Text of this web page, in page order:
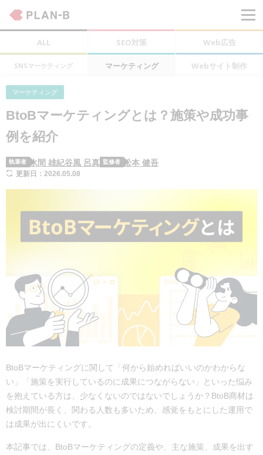
ALL SEO対策 Web広告
SNSマーケティング マーケティング Webサイト制作
マーケティング
BtoBマーケティングとは？施策や成功事
例を紹介
執筆者 水間 雄紀谷風 呂真 監修者 松本 健吾
更新日：2026.05.08
BtoBマーケティングに関して「何から始めればいいのかわからな
い」「施策を実行しているのに成果につながらない」といった悩み
を抱えている方は、少なくないのではないでしょうか？BtoB商材は
検討期間が長く、関わる人数も多いため、感覚をもとにした運用で
は成果が出にくいです。
本記事では、BtoBマーケティングの定義や、主な施策、成果を出す